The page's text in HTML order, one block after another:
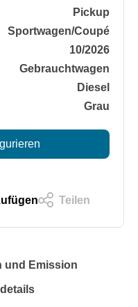
Pickup
Sportwagen/​Coupé
10/2026
Gebrauchtwagen
Diesel
Grau
Teilen
und Emission